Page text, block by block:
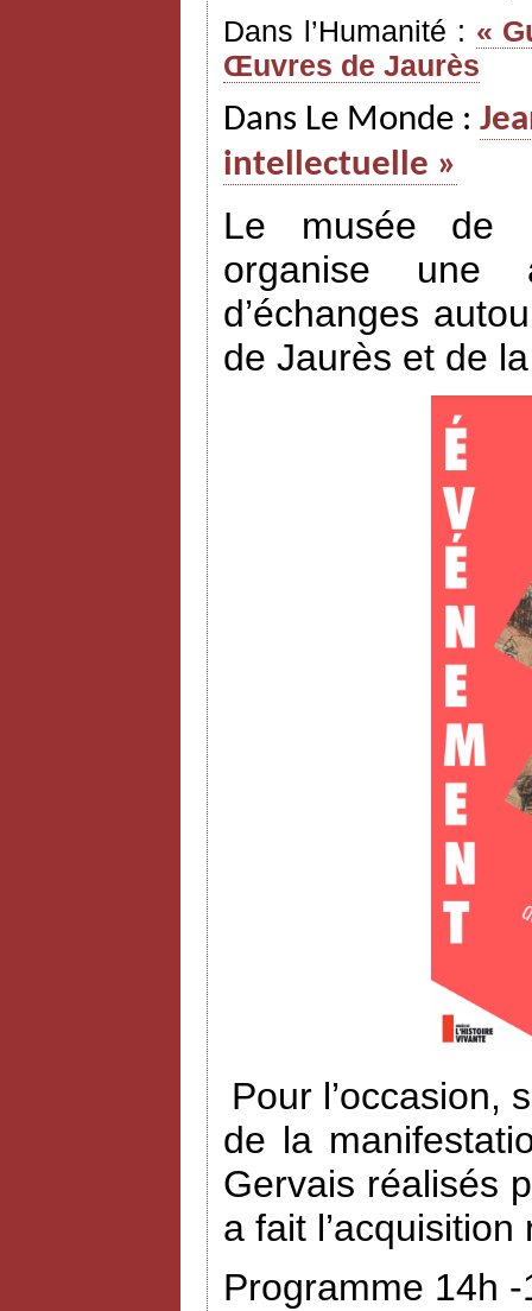
Dans l’Humanité : «
Œuvres de Jaurès
Dans Le Monde :
intellectuelle »
Le musée de
organise une
d’échanges
de Jaurès et de
Pour l’occasion,
de la
Gervais réalisés
a fait
Programme 14h